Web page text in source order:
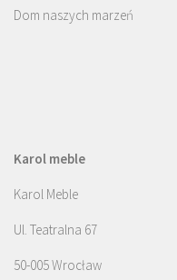
Dom naszych marzeń
Karol meble
Karol Meble
Ul. Teatralna 67
50-005 Wrocław